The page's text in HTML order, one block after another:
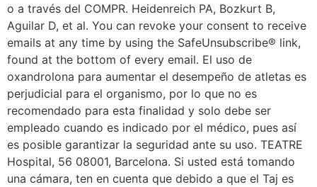
o a través del COMPR. Heidenreich PA, Bozkurt B,
Aguilar D, et al. You can revoke your consent to receive
emails at any time by using the SafeUnsubscribe® link,
found at the bottom of every email. El uso de
oxandrolona para aumentar el desempeño de atletas es
perjudicial para el organismo, por lo que no es
recomendado para esta finalidad y solo debe ser
empleado cuando es indicado por el médico, pues así
es posible garantizar la seguridad ante su uso. TEATRE
Hospital, 56 08001, Barcelona. Si usted está tomando
una cámara, ten en cuenta que debido a que el Taj es